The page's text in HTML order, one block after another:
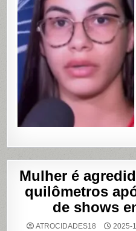
Mulher é
quilômetros
de shows
ATROCIDADES18 2025-